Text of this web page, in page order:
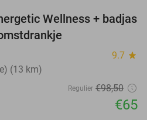
34%
Wellness + badjas
9.7 star
(13 km)
Regulier €98,50
€65